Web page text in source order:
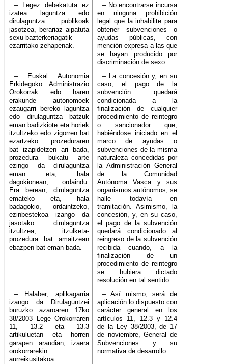
– Legez debekatuta ez
izatea laguntza edo
dirulaguntza publikoak
jasotzea, berariaz aipatuta
sexu-bazterkeriagatik
ezarritako zehapenak.
– No encontrarse incursa
en ninguna prohibición
legal que la inhabilite para
obtener subvenciones o
ayudas públicas, con
mención expresa a las que
se hayan producido por
discriminación de sexo.
– Euskal Autonomia
Erkidegoko Administrazio
Orokorrak edo haren
erakunde autonomoek
ezaugarri bereko laguntza
edo dirulaguntza batzuk
eman badizkiote eta horiek
itzultzeko edo zigorren bat
ezartzeko prozeduraren
bat izapidetzen ari bada,
prozedura bukatu arte
ezingo da dirulaguntza
eman eta, hala
dagokionean, ordaindu.
Era berean, dirulaguntza
emateko eta, hala
badagokio, ordaintzeko,
ezinbestekoa izango da
jasotako dirulaguntza
itzultzea, itzulketa-
prozedura bat amaitzean
ebazpen bat eman bada.
– La concesión y, en su
caso, el pago de la
subvención quedará
condicionada a la
finalización de cualquier
procedimiento de reintegro
o sancionador que,
habiéndose iniciado en el
marco de ayudas o
subvenciones de la misma
naturaleza concedidas por
la Administración General
de la Comunidad
Autónoma Vasca y sus
organismos autónomos, se
halle todavía en
tramitación. Asimismo, la
concesión, y, en su caso,
el pago de la subvención
quedará condicionado al
reingreso de la subvención
recibida cuando, a la
finalización de un
procedimiento de reintegro
se hubiera dictado
resolución en tal sentido.
– Halaber, aplikagarria
izango da Dirulaguntzei
buruzko azaroaren 17ko
38/2003 Lege Orokorraren
11, 13.2 eta 13.3
artikuluetan eta horren
garapen araudian, izaera
orokorrarekin
aurreikusitakoa.
– Así mismo, será de
aplicación lo dispuesto con
carácter general en los
artículos 11, 12.3 y 12.4
de la Ley 38/2003, de 17
de noviembre, General de
Subvenciones y su
normativa de desarrollo.